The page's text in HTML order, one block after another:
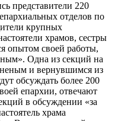
представители 220
отделов по
крупных
храмов, сестры
опытом своей работы,
Одна из секций на
и вернувшимся из
обсуждать более 200
епархии, отвечают
в обсуждении «за
храма